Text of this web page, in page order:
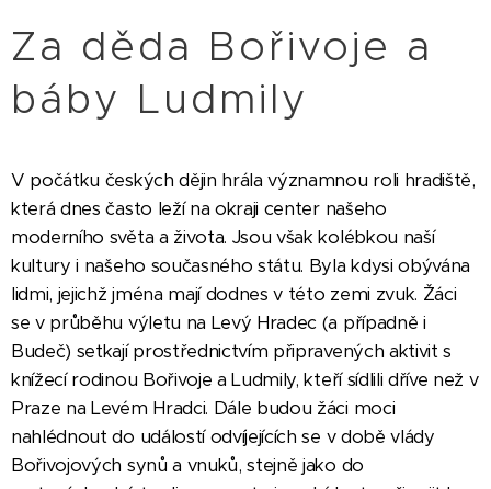
Za děda Bořivoje a
báby Ludmily
V počátku českých dějin hrála významnou roli hradiště,
která dnes často leží na okraji center našeho
moderního světa a života. Jsou však kolébkou naší
kultury i našeho současného státu. Byla kdysi obývána
lidmi, jejichž jména mají dodnes v této zemi zvuk. Žáci
se v průběhu výletu na Levý Hradec (a případně i
Budeč) setkají prostřednictvím připravených aktivit s
knížecí rodinou Bořivoje a Ludmily, kteří sídlili dříve než v
Praze na Levém Hradci. Dále budou žáci moci
nahlédnout do událostí odvíjejících se v době vlády
Bořivojových synů a vnuků, stejně jako do